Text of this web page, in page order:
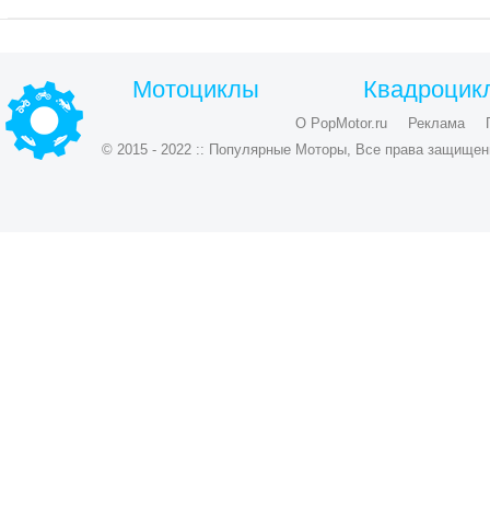
Мотоциклы
О PopMotor.ru Реклама
© 2015 - 2022 :: Популярные Моторы, Все права